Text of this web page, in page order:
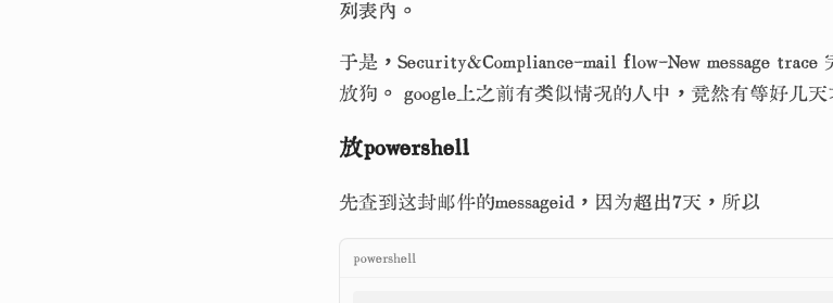
列表内。
于是，Security&Compliance-mail flow-New message
放狗。 google上之前有类似情况的人中，竟然有等好几
放powershell
先查到这封邮件的messageid，因为超出7天，所以
powershell